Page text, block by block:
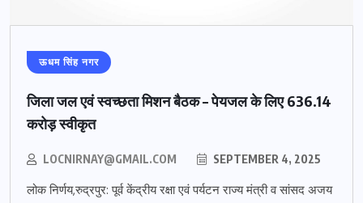
ऊधम सिंह नगर
जिला जल एवं स्वच्छता मिशन बैठक – पेयजल के लिए 636.14
करोड़ स्वीकृत
LOCNIRNAY@GMAIL.COM SEPTEMBER 4, 2025
लोक निर्णय,रुद्रपुर: पूर्व केंद्रीय रक्षा एवं पर्यटन राज्य मंत्री व सांसद अजय